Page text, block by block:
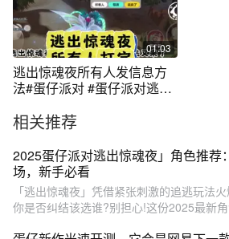
01:03
逃出惊魂夜所有人发信息方
法#蛋仔派对 #蛋仔派对逃出
相关推荐
2025蛋仔派对逃出惊魂夜」角色推荐
场，新手必看
「逃出惊魂夜」凭借紧张刺激的追逃玩法
你是否纠结该选谁?别担心!这份2025最新